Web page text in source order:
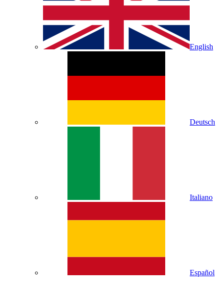
English
Deutsch
Italiano
Español